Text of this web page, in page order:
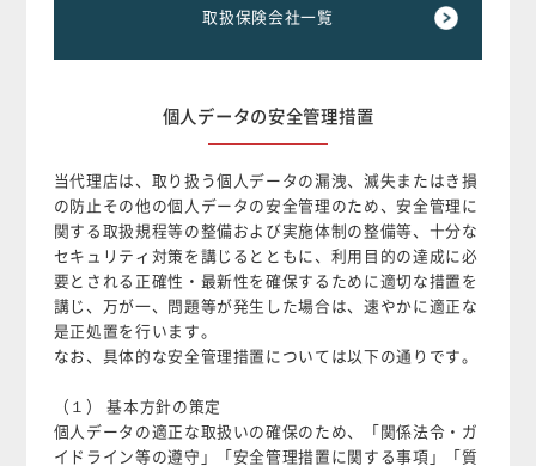
取扱保険会社一覧
個人データの安全管理措置
当代理店は、取り扱う個人データの漏洩、滅失またはき損
の防止その他の個人データの安全管理のため、安全管理に
関する取扱規程等の整備および実施体制の整備等、十分な
セキュリティ対策を講じるとともに、利用目的の達成に必
要とされる正確性・最新性を確保するために適切な措置を
講じ、万が一、問題等が発生した場合は、速やかに適正な
是正処置を行います。
なお、具体的な安全管理措置については以下の通りです。
（１） 基本方針の策定
個人データの適正な取扱いの確保のため、「関係法令・ガ
イドライン等の遵守」「安全管理措置に関する事項」「質